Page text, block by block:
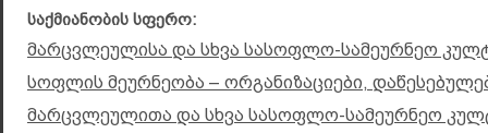
საქმიანობის სფერო:
მარცვლეულისა და სხვა სასოფლო-სამეურნეო
სოფლის მეურნეობა – ორგანიზაციები,
მარცვლეულითა და სხვა სასოფლო-სამეურნეო